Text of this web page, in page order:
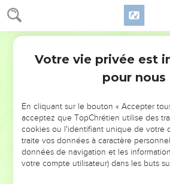
Juges 16
l’édifice et m’appuyer contre elles.
27 L’édifice était rempli d’hommes et
ducs des Philistins étaient là, et il y
trois mille personnes, hommes et
Samson jouer.
Alors Samson invoqua l’Éternel et
force seulement cette fois-ci, et que
vengeance des Philistins pour mes
Et Samson inclina les deux colonnes
lesquelles reposait l’édifice, il pesa sur
Votre vie privée est
pour nous
En cliquant sur le bouton « Accepter
acceptez que TopChrétien utilise des
cookies ou l'identifiant unique de votre
traite vos données à caractère
données de navigation et les
votre compte utilisateur) dans les buts